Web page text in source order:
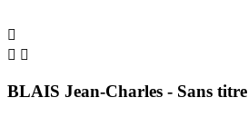

 
BLAIS Jean-Charles - Sans titre